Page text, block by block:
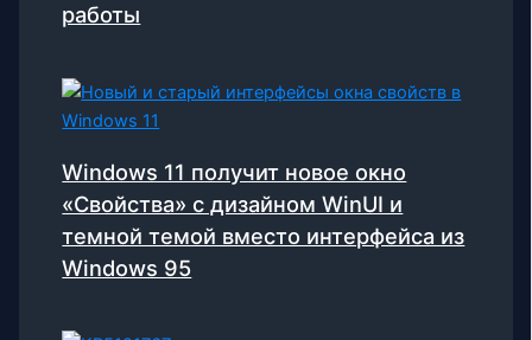
работы
Windows 11 получит новое окно
«Свойства» с дизайном WinUI и
темной темой вместо интерфейса из
Windows 95